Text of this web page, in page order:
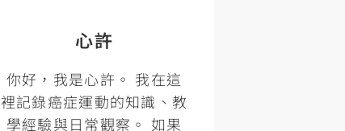
心許
你好，我是心許。 我在這
裡記錄癌症運動的知識、教
學經驗與日常觀察。 如果